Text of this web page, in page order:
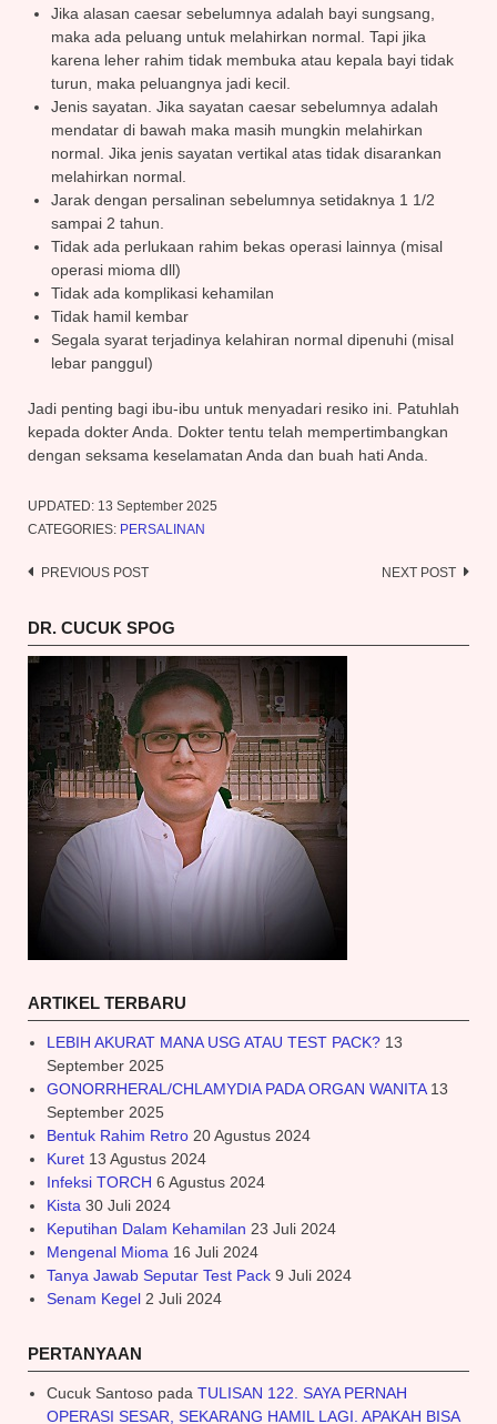
Jika alasan caesar sebelumnya adalah bayi sungsang,
maka ada peluang untuk melahirkan normal. Tapi jika
karena leher rahim tidak membuka atau kepala bayi tidak
turun, maka peluangnya jadi kecil.
Jenis sayatan. Jika sayatan caesar sebelumnya adalah
mendatar di bawah maka masih mungkin melahirkan
normal. Jika jenis sayatan vertikal atas tidak disarankan
melahirkan normal.
Jarak dengan persalinan sebelumnya setidaknya 1 1/2
sampai 2 tahun.
Tidak ada perlukaan rahim bekas operasi lainnya (misal
operasi mioma dll)
Tidak ada komplikasi kehamilan
Tidak hamil kembar
Segala syarat terjadinya kelahiran normal dipenuhi (misal
lebar panggul)
Jadi penting bagi ibu-ibu untuk menyadari resiko ini. Patuhlah
kepada dokter Anda. Dokter tentu telah mempertimbangkan
dengan seksama keselamatan Anda dan buah hati Anda.
UPDATED: 13 September 2025
CATEGORIES: PERSALINAN
Post
PREVIOUS POST NEXT POST
DR. CUCUK SPOG
ARTIKEL TERBARU
LEBIH AKURAT MANA USG ATAU TEST PACK? 13
September 2025
GONORRHERAL/CHLAMYDIA PADA ORGAN WANITA 13
September 2025
Bentuk Rahim Retro 20 Agustus 2024
Kuret 13 Agustus 2024
Infeksi TORCH 6 Agustus 2024
Kista 30 Juli 2024
Keputihan Dalam Kehamilan 23 Juli 2024
Mengenal Mioma 16 Juli 2024
Tanya Jawab Seputar Test Pack 9 Juli 2024
Senam Kegel 2 Juli 2024
PERTANYAAN
Cucuk Santosopada TULISAN 122. SAYA PERNAH
OPERASI SESAR, SEKARANG HAMIL LAGI. APAKAH BISA